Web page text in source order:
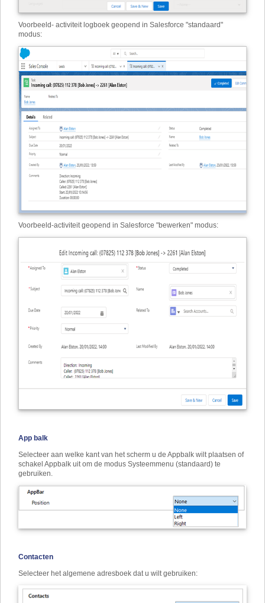
Voorbeeld- activiteit logboek geopend in Salesforce "standaard"
modus:
Voorbeeld-activiteit geopend in Salesforce "bewerken" modus:
App balk
Selecteer aan welke kant van het scherm u de Appbalk wilt plaatsen of
schakel Appbalk uit om de modus Systeemmenu (standaard) te
gebruiken.
Contacten
Selecteer het algemene adresboek dat u wilt gebruiken: